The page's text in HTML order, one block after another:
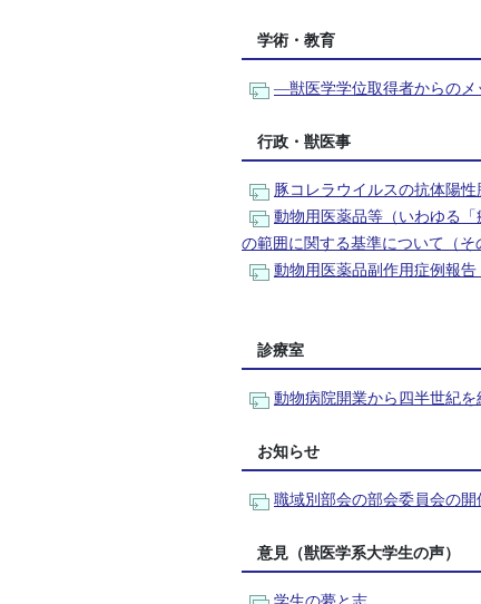
学術・教育
―獣医学学位取得者からの
行政・獣医事
豚コレラウイルスの抗体陽
動物用医薬品等（いわゆる
の範囲に関する基準について（そ
動物用医薬品副作用症例報告
診療室
動物病院開業から四半世紀を
お知らせ
職域別部会の部会委員会の開
意見（獣医学系大学生の声）